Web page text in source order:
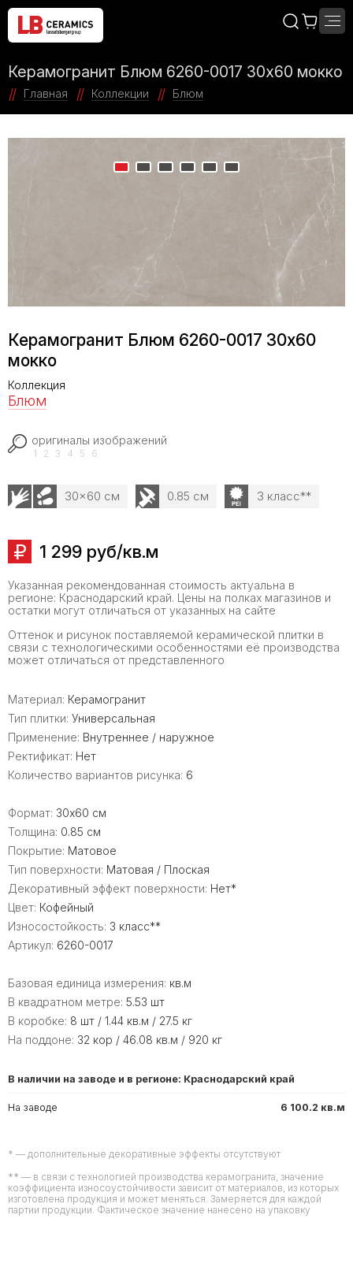
Керамогранит Блюм 6260-0017 30x60 мокко
Главная Коллекции Блюм
Керамогранит Блюм 6260-0017 30x60
мокко
Коллекция
Блюм
оригиналы изображений
1 2 3 4 5 6
30x60 см 0.85 см 3 класс**
1 299 руб/кв.м
Указанная рекомендованная стоимость актуальна в
регионе: Краснодарский край. Цены на полках магазинов и
остатки могут отличаться от указанных на сайте
Оттенок и рисунок поставляемой керамической плитки в
связи с технологическими особенностями её производства
может отличаться от представленного
Материал: Керамогранит
Тип плитки: Универсальная
Применение: Внутреннее / наружное
Ректификат: Нет
Количество вариантов рисунка: 6
Формат: 30x60 см
Толщина: 0.85 см
Покрытие: Матовое
Тип поверхности: Матовая / Плоская
Декоративный эффект поверхности: Нет*
Цвет: Кофейный
Износостойкость: 3 класс**
Артикул: 6260-0017
Базовая единица измерения: кв.м
В квадратном метре: 5.53 шт
В коробке: 8 шт / 1.44 кв.м / 27.5 кг
На поддоне: 32 кор / 46.08 кв.м / 920 кг
В наличии на заводе и в регионе: Краснодарский край
На заводе 6 100.2 кв.м
* — дополнительные декоративные эффекты отсутствуют
** — в связи с технологией производства керамогранита, значение
коэффициента износоустойчивости зависит от материалов, из которых
изготовлена продукция и может меняться. Замеряется для каждой
партии продукции. Фактическое значение нанесено на упаковку